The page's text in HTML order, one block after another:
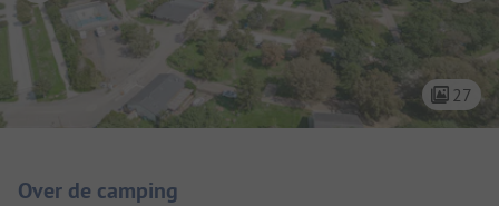
27
Over de camping